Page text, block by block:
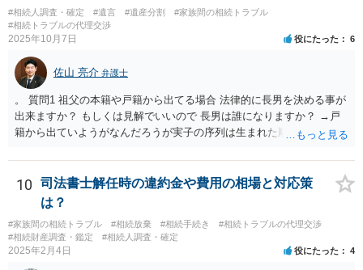
財産（遺産）の全容を整理する（預貯金，有価証券，不動産等の有無
を調べることになります。） ②相続財産に照らし，相続税の申告の準
備をする（税理士の先生にご相談ください。） ③遺産分割協議をする
（ご本人同士で行っても構いませんし，弁護士に相談することもよろ
しいと思います。） ことになります。
#相続人調査・確定 #遺言 #遺産分割
#家族間の相続トラブル
#相続トラブルの代理交渉
2025年10月7日 役にたった 6
佐山 亮介 弁護士
。 質問1 祖父の本籍や戸籍から出てる場合 法律的に長男を決める事が
出来ますか？ もしくは見解でいいので 長男は誰になりますか？ →戸
籍から出ていようがなんだろうが実子の序列は生まれた順ですから、
書が腹違いの長男に向けてある場合 書かれてる内容が最優先にされる
のですか？ →遺書というのが、法律上の遺言の形式を守っている限り
はそのとおりです。 質問3 父が腹違いの長男に法律的に優位になれそ
うな事はありますか？ →遺言が有効な場合、優位に立つことはできま
せんが、お祖父様が認知症であるなどの「遺言が作れないはずの事
情」があるならば①遺言無効確認の訴えを起こすのは一つの手です。
10
司法書士解任時の違約金や費用の相場と対応策
は？
#家族間の相続トラブル #相続放棄 #相続手続き
#相続トラブルの代理交渉
#相続財産調査・鑑定
#相続人調査・確定
2025年2月4日 役にたった 4